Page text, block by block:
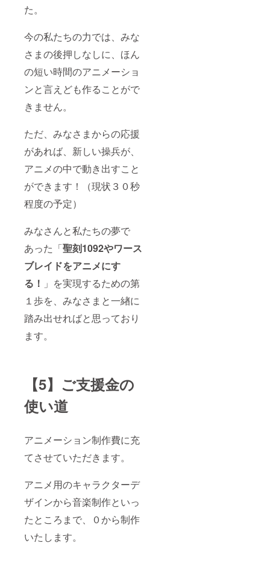
た。
今の私たちの力では、みな
さまの後押しなしに、ほん
の短い時間のアニメーショ
ンと言えども作ることがで
きません。
ただ、みなさまからの応援
があれば、新しい操兵が、
アニメの中で動き出すこと
ができます！（現状３０秒
程度の予定）
みなさんと私たちの夢で
あった「聖刻1092やワース
ブレイドをアニメにす
る！ 」を実現するための第
１歩を、みなさまと一緖に
踏み出せればと思っており
ます。
【5】ご支援金の
使い道
アニメーション制作費に充
てさせていただきます。
アニメ用のキャラクターデ
ザインから音楽制作といっ
たところまで、０から制作
いたします。